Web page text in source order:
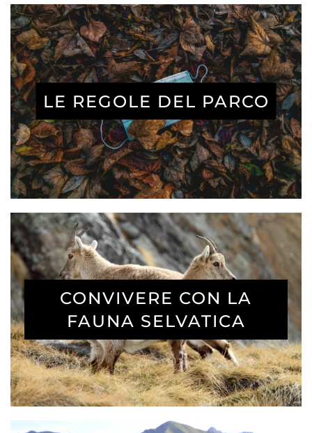
LE REGOLE DEL PARCO
CONVIVERE CON LA
FAUNA SELVATICA